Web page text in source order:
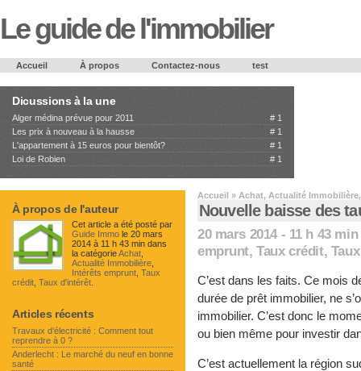
Le guide de l'immobilier
Accueil À propos Contactez-nous test
Dicussions à la une
Alger médina prévue pour 2011 # 1
Les prix à nouveau à la hausse
# 1
L'appartement à 15 euros pour bientôt?
# 1
Loi de Robien
# 1
Accueil » Achat, Actualité Immobilière
Nouvelle baisse des
20 mars 2014 - 11 h 43
emprunt,Taux crédit,
C’est dans les faits. Ce mois
durée de prêt immobilier, ne
immobilier. C’est donc le
ou bien même pour investir
C’est actuellement la région
À propos de l'auteur
Cet article a été posté par
Guide Immo le 20 mars
2014 à 11 h 43 min dans
la catégorieAchat
Actualité Immobilière
Intérêts emprunt Taux
crédit Taux d'intérêt
Articles récents
Travaux d’électricité : Comment tout
reprendre à 0 ?
Anderlecht : Le marché du neuf en bonne
santé